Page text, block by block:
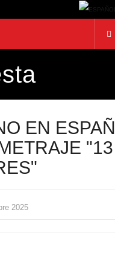
EN
"13
2025